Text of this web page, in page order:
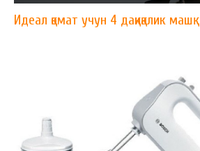
Идеал қомат учун 4 дақиқалик машқ